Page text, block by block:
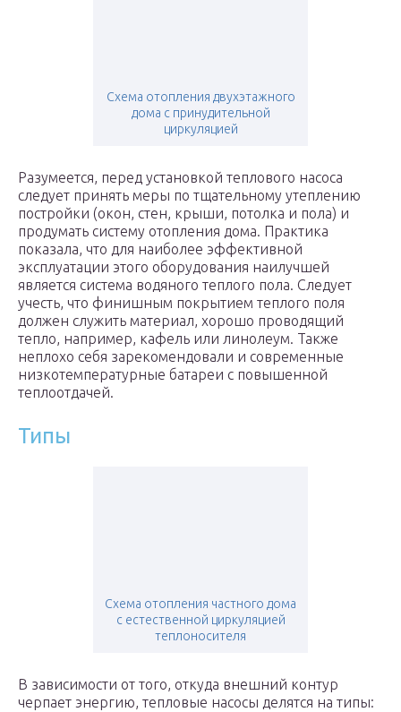
Схема отопления двухэтажного
дома с принудительной
циркуляцией
Разумеется, перед установкой теплового насоса
следует принять меры по тщательному утеплению
постройки (окон, стен, крыши, потолка и пола) и
продумать систему отопления дома. Практика
показала, что для наиболее эффективной
эксплуатации этого оборудования наилучшей
является система водяного теплого пола. Следует
учесть, что финишным покрытием теплого поля
должен служить материал, хорошо проводящий
тепло, например, кафель или линолеум. Также
неплохо себя зарекомендовали и современные
низкотемпературные батареи с повышенной
теплоотдачей.
Типы
Схема отопления частного дома
с естественной циркуляцией
теплоносителя
В зависимости от того, откуда внешний контур
черпает энергию, тепловые насосы делятся на типы: